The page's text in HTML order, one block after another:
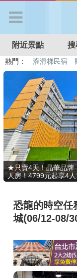
APP登入
首 頁
搜尋景點
好康優惠
最新消息
最新留言
商家合作
推薦景點
附近景點 搜
熱門： 溜滑梯民宿
特色遊戲場
親子住房
★只賣4天！晶華品牌
人房！4799元起享4人
恐龍的時空任
城(06/12-08/